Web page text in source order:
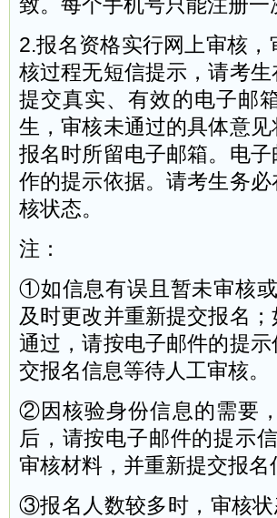
致。每个手机号只能注册
2.报名资格实行网上审核
核过程无短信提示，请考
提交真实、有效的电子邮
生，审核未通过的具体意
报名时所留电子邮箱。电
作的提示依据。请考生务
核状态。
注：
①如信息有误且暂未审核
及时更改并重新提交报名
通过，请按电子邮件的提
交报名信息等待人工审核。
②因核验身份信息的需要
后，请按电子邮件的提示
审核材料，并重新提交报
③报名人数较多时，审核状